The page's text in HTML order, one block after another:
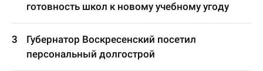
готовность школ к новому учебному угоду
Губернатор Воскресенский посетил
персональный долгострой